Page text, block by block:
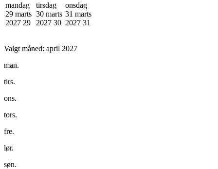
mandag
29 marts
2027 29
tirsdag
30 marts
2027 30
onsdag
31 marts
2027 31
Valgt måned: april 2027
man.
tirs.
ons.
tors.
fre.
lør.
søn.